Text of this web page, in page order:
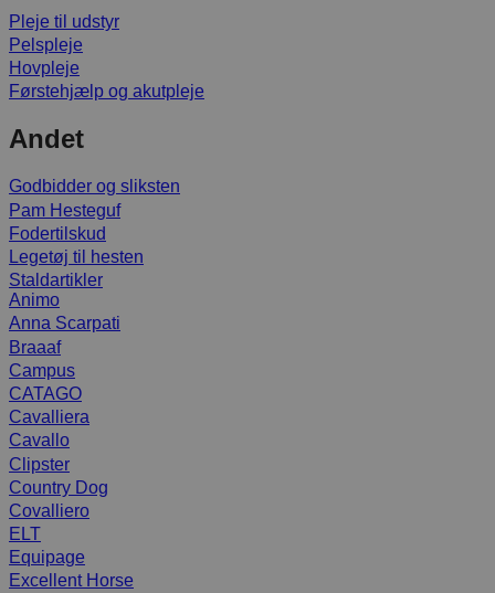
Pleje til udstyr
Pelspleje
Hovpleje
Førstehjælp og akutpleje
Andet
Godbidder og sliksten
Pam Hesteguf
Fodertilskud
Legetøj til hesten
Staldartikler
Animo
Anna Scarpati
Braaaf
Campus
CATAGO
Cavalliera
Cavallo
Clipster
Country Dog
Covalliero
ELT
Equipage
Excellent Horse